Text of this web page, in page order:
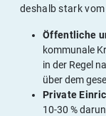
deshalb stark
Öffentliche
kommunale
in der Regel
über dem
Private
10-30 %